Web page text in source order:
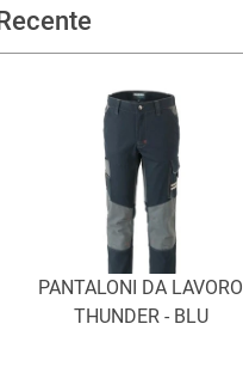
PANTALONI DA LAVORO
THUNDER - BLU